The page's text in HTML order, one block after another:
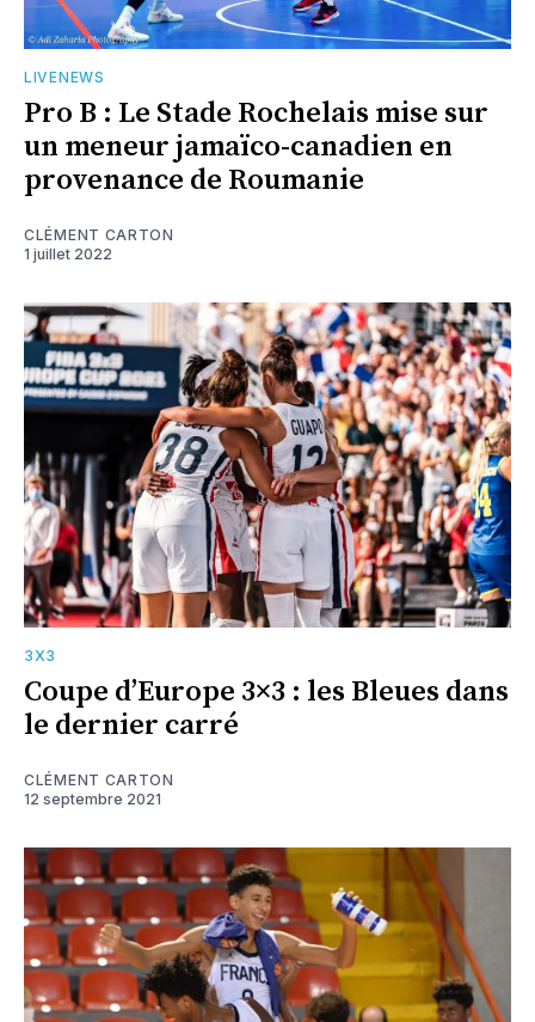
LIVENEWS
Pro B : Le Stade Rochelais mise sur
un meneur jamaïco-canadien en
provenance de Roumanie
CLÉMENT CARTON
1 juillet 2022
3X3
Coupe d’Europe 3×3 : les Bleues dans
le dernier carré
CLÉMENT CARTON
12 septembre 2021